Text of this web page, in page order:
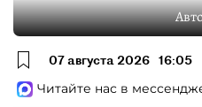
07 августа 2026 16:05
Читайте нас в